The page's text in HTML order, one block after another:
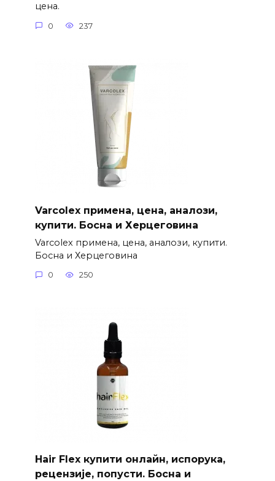
цена.
0 237
Varcolex примена, цена, аналози,
купити. Босна и Херцеговина
Varcolex примена, цена, аналози, купити.
Босна и Херцеговина
0 250
Hair Flex купити онлайн, испорука,
рецензије, попусти. Босна и